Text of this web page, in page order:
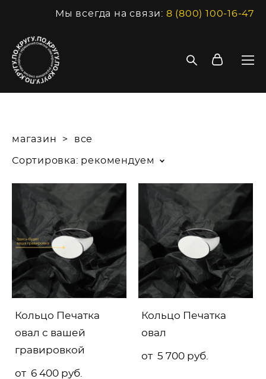
Мы всегда на связи: 8 (800) 100-16-47
магазин > все
Сортировка: рекомендуем
Кольцо Печатка
овал с вашей
гравировкой
от 6 400 pуб.
Кольцо Печатка
овал
от 5 700 pуб.